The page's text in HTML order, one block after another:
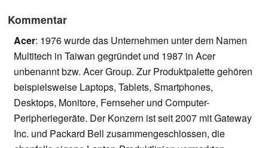
Kommentar
Acer: 1976 wurde das Unternehmen unter dem Namen
Multitech in Taiwan gegründet und 1987 in Acer
unbenannt bzw. Acer Group. Zur Produktpalette gehören
beispielsweise Laptops, Tablets, Smartphones,
Desktops, Monitore, Fernseher und Computer-
Peripheriegeräte. Der Konzern ist seit 2007 mit Gateway
Inc. und Packard Bell zusammengeschlossen, die